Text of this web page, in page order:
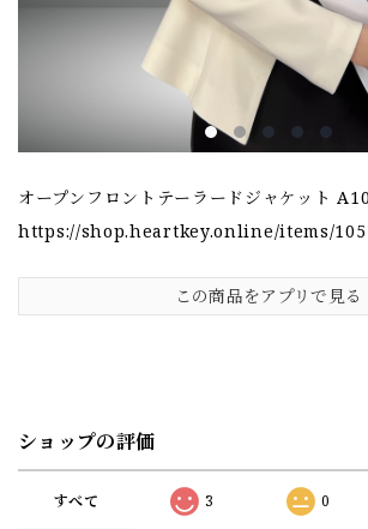
オープンフロントテーラードジャケット
https://shop.heartkey.online/items/
この商品をアプリで見る
ショップの評価
すべて 3 0